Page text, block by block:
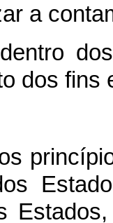
a
dos fins